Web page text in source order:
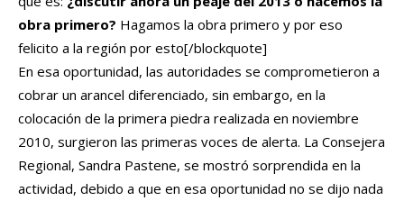
obra primero? Hagamos la obra primero y por eso
felicito a la región por esto[/blockquote]
En esa oportunidad, las autoridades se comprometieron a
cobrar un arancel diferenciado, sin embargo, en la
colocación de la primera piedra realizada en noviembre
2010, surgieron las primeras voces de alerta. La Consejera
Regional, Sandra Pastene, se mostró sorprendida en la
actividad, debido a que en esa oportunidad no se dijo nada